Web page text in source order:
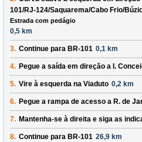
101/RJ-124/Saquarema/Cabo Frio/
Estrada com pedágio
0,5 km
3. Continue para BR-101 0,1 km
4. Pegue a saída em direção a I.
5. Vire à esquerda na Viaduto 0,2 km
6. Pegue a rampa de acesso a R. de
7. Mantenha-se à direita e siga as
8. Continue para BR-101 26,9 km